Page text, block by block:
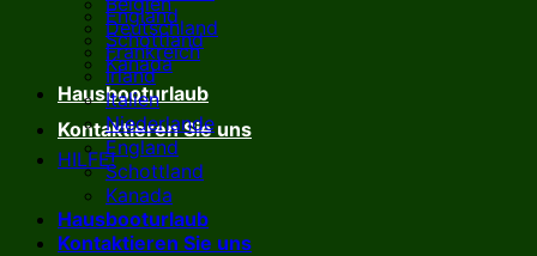
England
Schottland
Kanada
Hausbooturlaub
Kontaktieren Sie uns
HILFE!
Deutschland
Frankreich
Irland
Italien
Niederlande
England
Schottland
Kanada
Hausbooturlaub
Kontaktieren Sie uns